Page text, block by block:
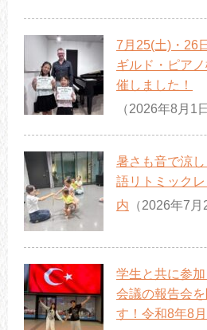
7月25(土)・26
ギルド・ピア
催しました！
（2026年8月1
暑さも音で涼
語リトミック
内 （2026年7月
学生と共に参
会議の報告会を
す！令和8年8月